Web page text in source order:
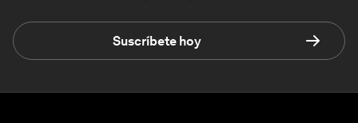
Suscríbete hoy